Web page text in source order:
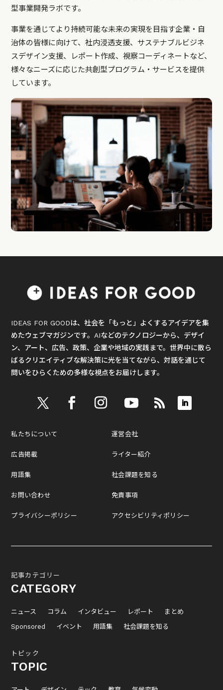
型事業開発ラボです。
事業を通じてより持続可能な未来の実現を目指す企業・自
治体の皆様に向けて、社内浸透支援、サステナブルビジネ
スデザイン支援、レポート作成、視察コーディネートなど、
様々なニーズに応じた共創型プログラム・サービスを提供
しています。
IDEAS FOR GOODは、社会を「もっと」よくするアイデアを集
めたウェブマガジンです。AIなどのテクノロジーから、デザイ
ン、アート、広告、政策、企業や地域の実践まで。世界中に散ら
ばるクリエイティブな解決策に光を当てながら、対話を通じて
問いをひらくための多様な視点をお届けします。
私たちについて
広告掲載
用語集
お問い合わせ
プライバシーポリシー
運営会社
ライター紹介
社会課題を知る
免責事項
アクセシビリティポリシー
記事カテゴリー
CATEGORY
ニュース コラム インタビュー レポート
まとめ
Sponsored
イベント 用語集 社会課題を知る
トピック
TOPIC